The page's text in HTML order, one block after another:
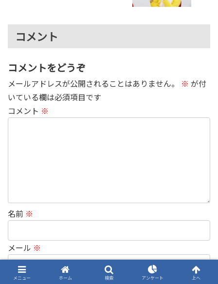
コメント
コメントをどうぞ
メールアドレスが公開されることはありません。 ※ が付
いている欄は必須項目です
コメント ※
名前 ※
メール ※
メニュー ホーム 検索 アンケート 上へ